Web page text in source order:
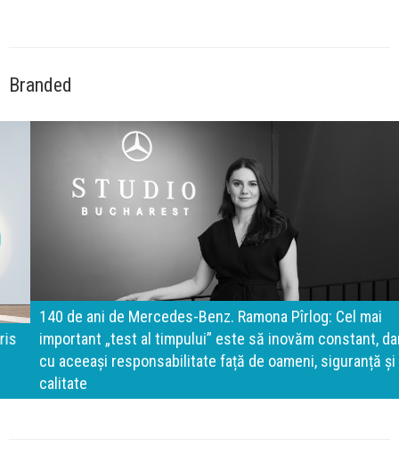
Branded
140 de ani de Mercedes-Benz. Ramona Pîrlog: Cel mai
important „test al timpului” este să inovăm constant, dar
cu aceeași responsabilitate față de oameni, siguranță și
calitate